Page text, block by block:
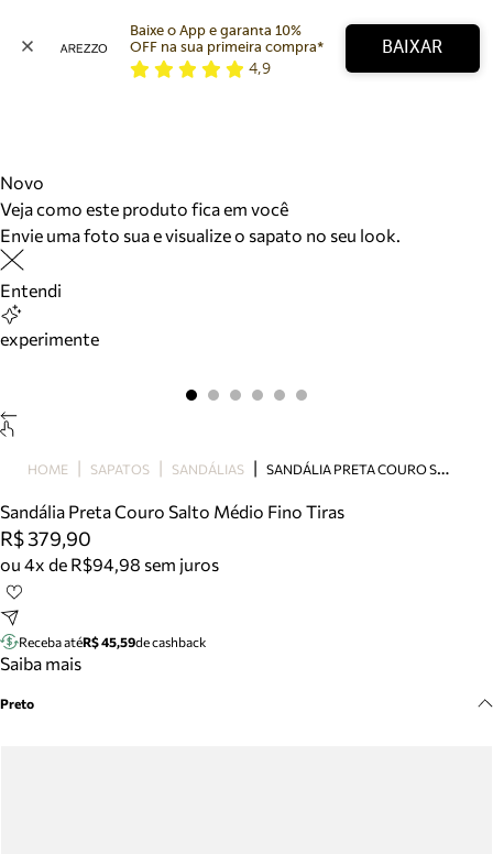
Scarpin
Mocassim
Sapatilha
Tamanco
Tire dúvidas sobre pedidos, devoluções e mais.
Meus pedidos
Acompanhe seus pedidos e solicite devoluções.
Baixe o App e garanta 10%
OFF na sua primeira compra*
4,9
BAIXAR
Novo
Veja como este produto fica em você
Envie uma foto sua e visualize o sapato no seu look.
Entendi
experimente
HOME SAPATOS SANDÁLIAS S
ANDÁLIA PRETA COURO SALTO MÉDIO FINO TIRAS
Sandália Preta Couro Salto Médio Fino Tiras
R$ 379,90
ou 4x de R$94,98 sem juros
Receba atéR$ 45,59de cashback
Saiba mais
Preto